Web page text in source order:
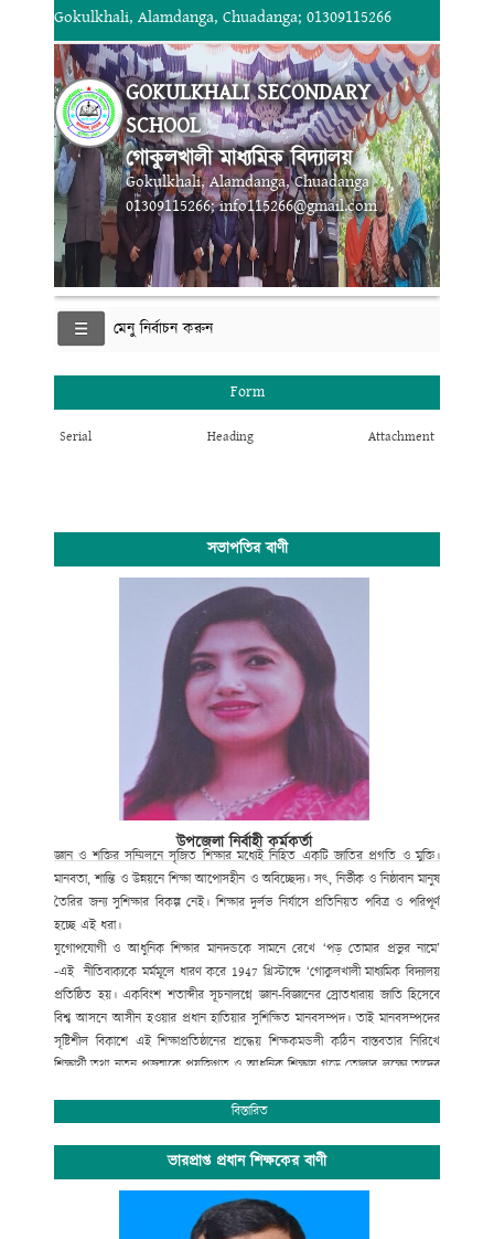
Gokulkhali, Alamdanga, Chuadanga; 01309115266
GOKULKHALI SECONDARY
SCHOOL
গোকুলখালী মাধ্যমিক বিদ্যালয়
Gokulkhali, Alamdanga, Chuadanga
01309115266; info115266@gmail.com
মেনু নির্বাচন করুন
Form
Serial Heading Attachment
সভাপতির বাণী
উপজেলা নির্বাহী কর্মকর্তা
জ্ঞান ও শক্তির সম্মিলনে সৃজিত শিক্ষার মধ্যেই নিহিত একটি জাতির প্রগতি ও মুক্তি।
মানবতা, শান্তি ও উন্নয়নে শিক্ষা আপোসহীন ও অবিচ্ছেদ্য। সৎ, নির্ভীক ও নিষ্ঠাবান মানুষ
তৈরির জন্য সুশিক্ষার বিকল্প নেই। শিক্ষার দুর্লভ নির্যাসে প্রতিনিয়ত পবিত্র ও পরিপূর্ণ
হচ্ছে এই ধরা।
যুগোপযোগী ও আধুনিক শিক্ষার মানদন্ডকে সামনে রেখে ‘পড় তোমার প্রভুর নামে’
-এই নীতিবাক্যকে মর্মমূলে ধারণ করে1947 খ্রিস্টাব্দে ‘গোকুলখালী মাধ্যমিক বিদ্যালয়
প্রতিষ্ঠিত হয়। একবিংশ শতাব্দীর সূচনালগ্নে জ্ঞান-বিজ্ঞানের স্রোতধারায় জাতি হিসেবে
বিশ্ব আসনে আসীন হওয়ার প্রধান হাতিয়ার সুশিক্ষিত মানবসম্পদ। তাই মানবসম্পদের
সৃষ্টিশীল বিকাশে এই শিক্ষাপ্রতিষ্ঠানের শ্রদ্ধেয় শিক্ষকমন্ডলী কঠিন বাস্তবতার নিরিখে
শিক্ষার্থী তথা নতুন প্রজন্মকে প্রযুক্তিগত ও আধুনিক শিক্ষায় গড়ে তোলার লক্ষ্যে তাদের
অপ্রতিরোধ্য অগ্রযাত্রায় এগিয়ে যাচ্ছে বাংলাদেশের শিক্ষা ব্যবস্থা। বিদ্যালয়ে গতানুগতিক
শিক্ষার্থীদের উৎসাহ প্রদানেও উক্ত শিক্ষাপ্রতিষ্ঠান বদ্ধপরিকর।
সাংস্কৃতিক বিকাশ, প্রগতিশীল চিন্তা, শৃঙ্খলা, নিরাপত্তা ও নিরবচ্ছিন্ন শান্তির মূল্যবোধকে
ধারণ করে আমাদের এই স্বাপ্নিক যাত্রায় সকল শিক্ষক, শিক্ষার্থী, অভিভাবক ও
গুণিজনসহ সংশ্লিষ্ট সকলের ঐকান্তিক সহযোগিতা প্রত্যাশা করছি। এই শিক্ষা প্রতিষ্ঠানের
বিস্তারিত
ভারপ্রাপ্ত প্রধান শিক্ষকের বাণী